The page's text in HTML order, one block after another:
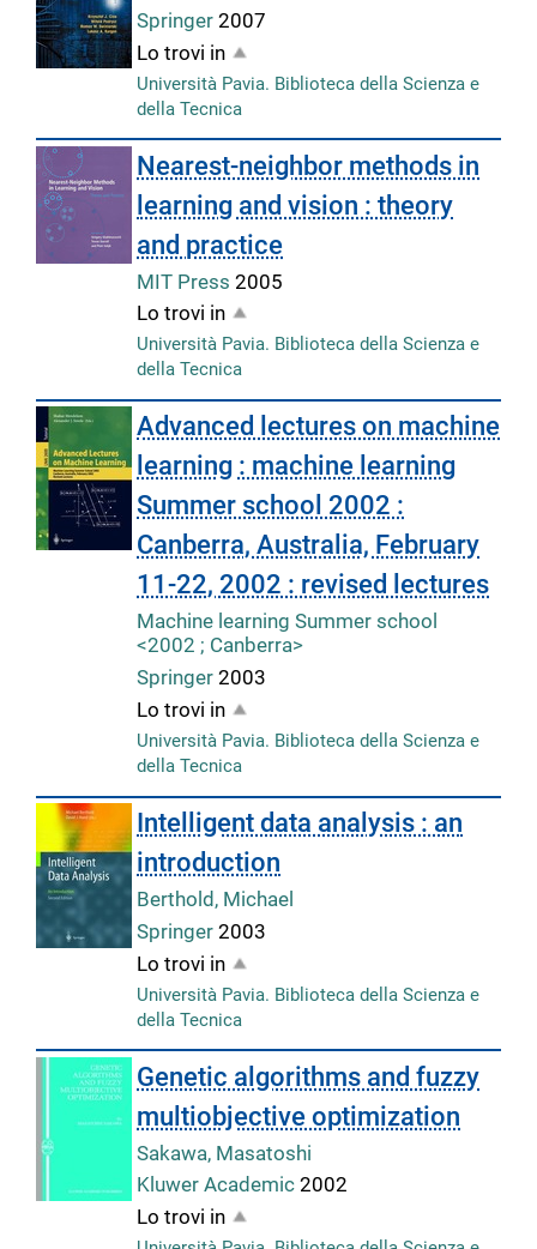
Springer2007
Lo trovi in
Università Pavia. Biblioteca della Scienza e
della Tecnica
Nearest-neighbor methods in
learning and vision : theory
and practice
MIT Press2005
Lo trovi in
Università Pavia. Biblioteca della Scienza e
della Tecnica
Advanced lectures on machine
learning : machine learning
Summer school 2002 :
Canberra, Australia, February
11-22, 2002 : revised lectures
Machine learning Summer school
<2002 ; Canberra>
Springer2003
Lo trovi in
Università Pavia. Biblioteca della Scienza e
della Tecnica
Intelligent data analysis : an
introduction
Berthold, Michael
Springer2003
Lo trovi in
Università Pavia. Biblioteca della Scienza e
della Tecnica
Genetic algorithms and fuzzy
multiobjective optimization
Sakawa, Masatoshi
Kluwer Academic2002
Lo trovi in